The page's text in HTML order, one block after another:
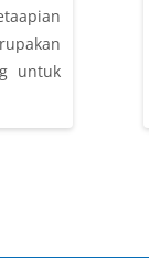
untuk